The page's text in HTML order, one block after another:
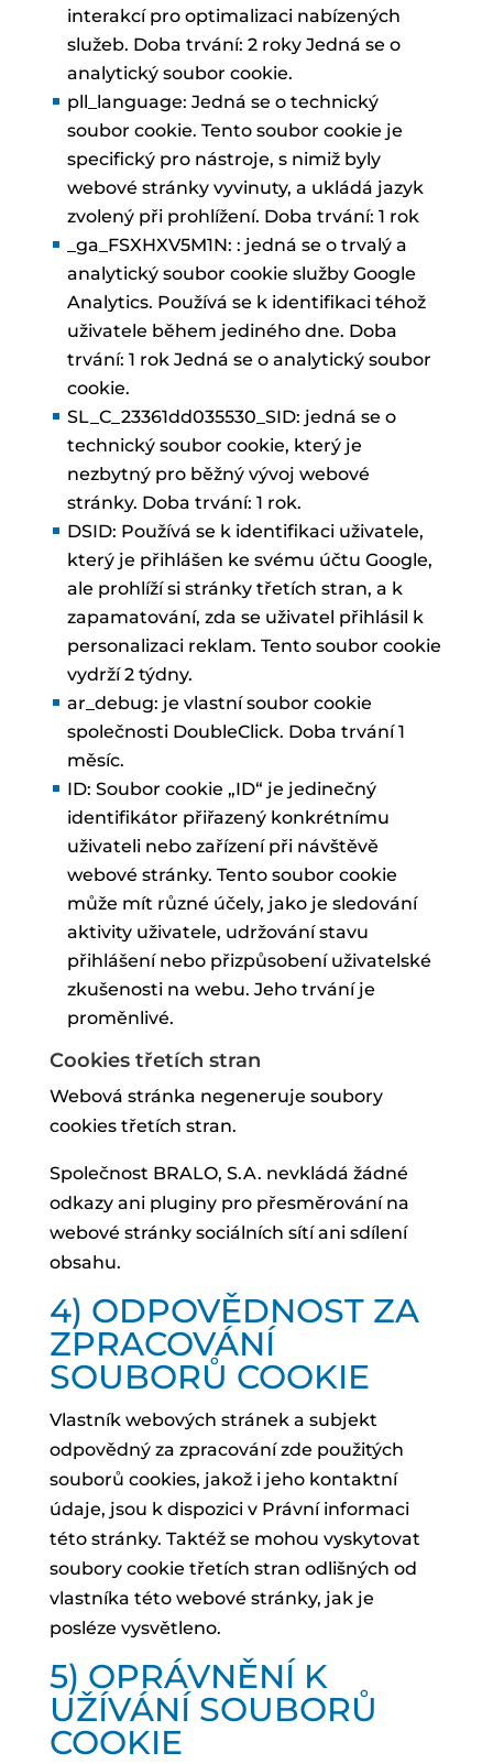
interakcí pro optimalizaci nabízených
služeb. Doba trvání: 2 roky Jedná se o
analytický soubor cookie.
pll_language: Jedná se o technický
soubor cookie. Tento soubor cookie je
specifický pro nástroje, s nimiž byly
webové stránky vyvinuty, a ukládá jazyk
zvolený při prohlížení. Doba trvání: 1 rok
_ga_FSXHXV5M1N: : jedná se o trvalý a
analytický soubor cookie služby Google
Analytics. Používá se k identifikaci téhož
uživatele během jediného dne. Doba
trvání: 1 rok Jedná se o analytický soubor
cookie.
SL_C_23361dd035530_SID: jedná se o
technický soubor cookie, který je
nezbytný pro běžný vývoj webové
stránky. Doba trvání: 1 rok.
DSID: Používá se k identifikaci uživatele,
který je přihlášen ke svému účtu Google,
ale prohlíží si stránky třetích stran, a k
zapamatování, zda se uživatel přihlásil k
personalizaci reklam. Tento soubor cookie
vydrží 2 týdny.
ar_debug: je vlastní soubor cookie
společnosti DoubleClick. Doba trvání 1
měsíc.
ID: Soubor cookie „ID“ je jedinečný
identifikátor přiřazený konkrétnímu
uživateli nebo zařízení při návštěvě
webové stránky. Tento soubor cookie
může mít různé účely, jako je sledování
aktivity uživatele, udržování stavu
přihlášení nebo přizpůsobení uživatelské
zkušenosti na webu. Jeho trvání je
proměnlivé.
Cookies třetích stran
Webová stránka negeneruje soubory
cookies třetích stran.
Společnost BRALO, S.A. nevkládá žádné
odkazy ani pluginy pro přesměrování na
webové stránky sociálních sítí ani sdílení
obsahu.
4) ODPOVĚDNOST ZA
ZPRACOVÁNÍ
SOUBORŮ COOKIE
Vlastník webových stránek a subjekt
odpovědný za zpracování zde použitých
souborů cookies, jakož i jeho kontaktní
údaje, jsou k dispozici v Právní informaci
této stránky. Taktéž se mohou vyskytovat
soubory cookie třetích stran odlišných od
vlastníka této webové stránky, jak je
posléze vysvětleno.
5) OPRÁVNĚNÍ K
UŽÍVÁNÍ SOUBORŮ
COOKIE